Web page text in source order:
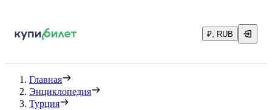
₽, RUB
Главная
Энциклопедия
Турция